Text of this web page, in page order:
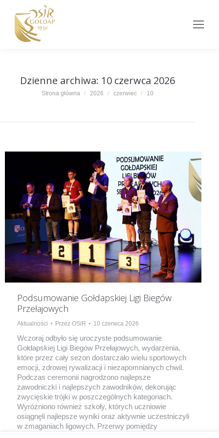
Dzienne archiwa: 10 czerwca 2026
Jesteś tutaj:
Strona główna 2026 czerwiec 10
Podsumowanie Gołdapskiej Ligi Biegów
Przełajowych
Aktualności Przez OSiR 10 czerwca 2026
Wczoraj odbyło się uroczyste podsumowanie
Gołdapskiej Ligi Biegów Przełajowych, wydarzenia,
które przez cały sezon dostarczało wielu sportowych
emocji, zdrowej rywalizacji i niezapomnianych chwil.
Podczas ceremonii nagrodzono najlepsze
zawodniczki i najlepszych zawodników, dekorując
zwycięskie trójki w poszczególnych kategoriach.
Wyróżniono również szkoły, których uczniowie
osiągnęli najlepsze wyniki oraz aktywnie uczestniczyli
w zmaganiach ligowych. Przerwy pomiędzy